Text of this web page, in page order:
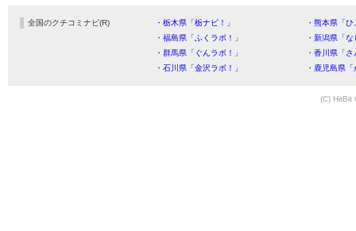
全国のクチコミナビ(R) ・栃木県「栃ナビ！」
・熊本県「
・福島県「ふくラボ！」
・新潟県「
・群馬県「ぐんラボ！」
・香川県「
・石川県「金沢ラボ！」
・鹿児島県
(C) HitBit